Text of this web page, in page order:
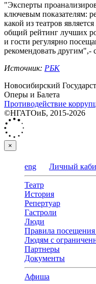
"Эксперты
ключевым показателям:
какой из театров
общий рейтинг лучших
и гости регулярно
рекомендовать другим",-
Источник: РБК
Новосибирский
Оперы и Балета
Противодействие
©НГАТОиБ, 2015-2026
×
eng Личный
Театр
История
Репертуар
Гастроли
Люди
Правила посещения
Людям с
Партнеры
Документы
Афиша